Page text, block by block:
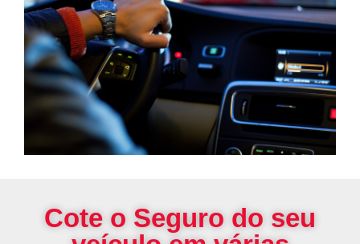
Cote o Seguro do seu